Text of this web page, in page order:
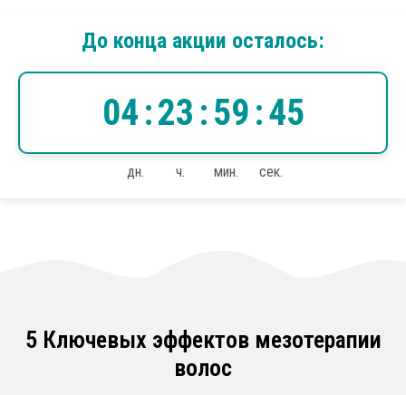
До конца акции осталось:
04:23 :59:44
дн. ч. мин. сек.
5 Ключевых эффектов мезотерапии
волос